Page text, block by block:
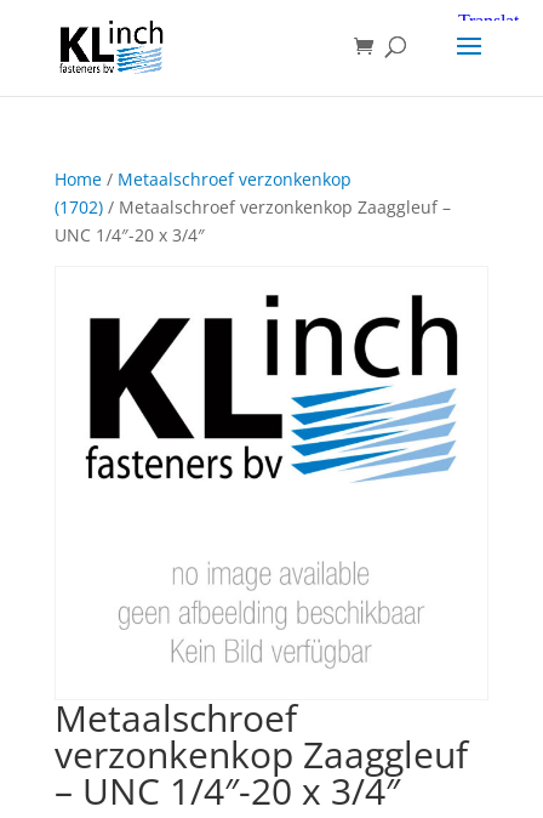
Home/ Metaalschroef verzonkenkop
(1702)/ Metaalschroef verzonkenkop Zaaggleuf –
UNC 1/4″-20 x 3/4″
Metaalschroef
verzonkenkop Zaaggleuf
– UNC 1/4″-20 x 3/4″